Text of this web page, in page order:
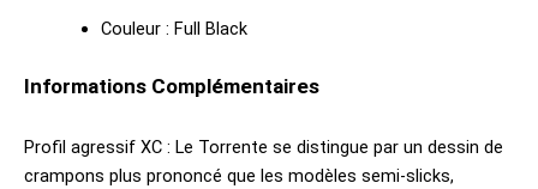
Couleur : Full Black
Informations Complémentaires
Profil agressif XC : Le Torrente se distingue par un dessin de
crampons plus prononcé que les modèles semi-slicks,